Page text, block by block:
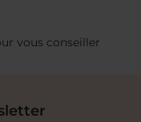
vous conseiller